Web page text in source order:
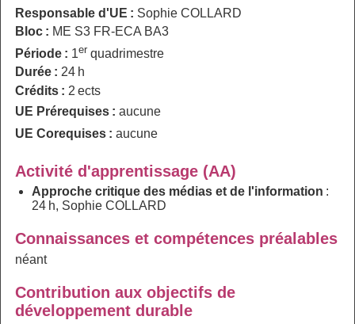
Responsable d'UE : Sophie COLLARD
Bloc : ME S3 FR-ECA BA3
Période : 1er quadrimestre
Durée : 24 h
Crédits : 2 ects
UE Prérequises : aucune
UE Corequises : aucune
Activité d'apprentissage (AA)
Approche critique des médias et de l'information :
24 h, Sophie COLLARD
Connaissances et compétences préalables
néant
Contribution aux objectifs de
développement durable